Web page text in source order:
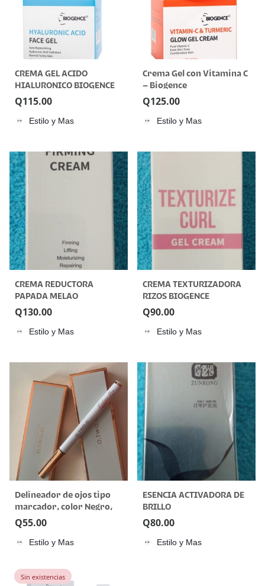
CREMA GEL ACIDO
HIALURONICO BIOGENCE
Q115.00
Estilo y Mas
Crema Gel con Vitamina C
– Biogence
Q125.00
Estilo y Mas
CREMA REDUCTORA
PAPADA MELAO
Q130.00
Estilo y Mas
CREMA TEXTURIZADORA
RIZOS BIOGENCE
Q90.00
Estilo y Mas
Delineador de ojos tipo
marcador, color Negro,
resistente al agua
Q55.00
Estilo y Mas
ESENCIA ACTIVADORA DE
BRILLO
Q80.00
Estilo y Mas
Sin existencias